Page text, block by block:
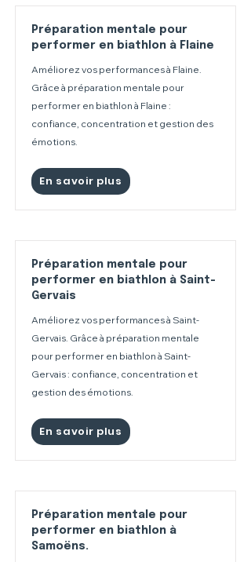
Préparation mentale pour
performer en biathlon à Flaine
Améliorez vos performances à Flaine.
Grâce à préparation mentale pour
performer en biathlon à Flaine :
confiance, concentration et gestion des
émotions.
En savoir plus
Préparation mentale pour
performer en biathlon à Saint-
Gervais
Améliorez vos performances à Saint-
Gervais. Grâce à préparation mentale
pour performer en biathlon à Saint-
Gervais : confiance, concentration et
gestion des émotions.
En savoir plus
Préparation mentale pour
performer en biathlon à
Samoëns.